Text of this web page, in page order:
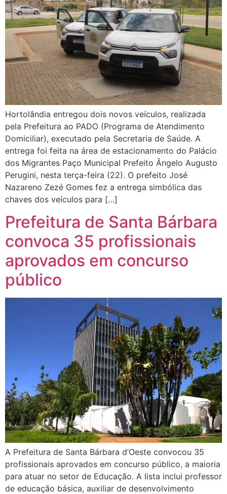
Hortolândia entregou dois novos veículos, realizada
pela Prefeitura ao PADO (Programa de Atendimento
Domiciliar), executado pela Secretaria de Saúde. A
entrega foi feita na área de estacionamento do Palácio
dos Migrantes Paço Municipal Prefeito Ângelo Augusto
Perugini, nesta terça-feira (22). O prefeito José
Nazareno Zezé Gomes fez a entrega simbólica das
chaves dos veículos para […]
Prefeitura de Santa Bárbara
convoca 35 profissionais
aprovados em concurso
público
A Prefeitura de Santa Bárbara d’Oeste convocou 35
profissionais aprovados em concurso público, a maioria
para atuar no setor de Educação. A lista inclui professor
de educação básica, auxiliar de desenvolvimento